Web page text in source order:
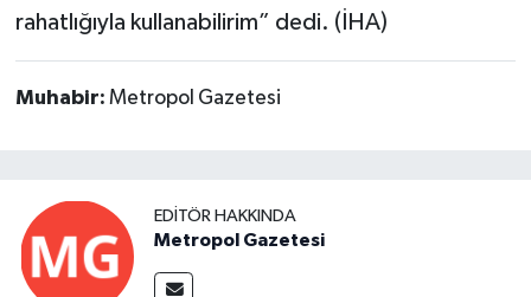
rahatlığıyla kullanabilirim” dedi. (İHA)
Muhabir: Metropol Gazetesi
EDITÖR HAKKINDA
Metropol Gazetesi